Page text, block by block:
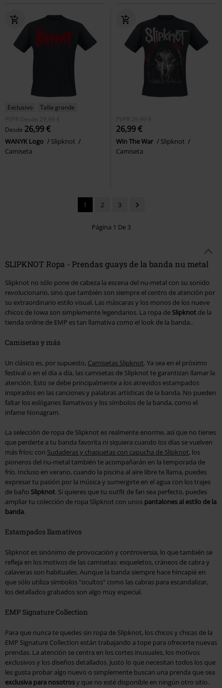
Exclusivo
Talla grande
PVPR
Desde 29,99 €
Desde 26,99 €
WANYK Logo
Slipknot
Camiseta
PVPR 29,99 €
26,99 €
Win The War
Slipknot
Camiseta
1 2 3
Página 1 De 3
SLIPKNOT Ropa - Prendas guays de la banda nu metal
Slipknot no sólo pone de cabeza la escena del nu-metal con su sonido
revolucionario, sino que también son siempre el centro de atención por
su extraordinario estilo visual. Las máscaras y los monos de los nueve
chicos de Iowa son simplemente legendarios. La ropa de Slipknot de la
tienda online de EMP es tan llamativa como el look de la banda..
Camisetas y más
Un clásico es, por supuesto, Camisetas Slipknot. Ya sea en el próximo
festival o en el día a día, las camisetas de Slipknot te garantizan llamar la
atención. Esto se debe principalmente a los atrevidos estampados
inspirados en las canciones y palabras artísticas de la banda. No pueden
faltar los eslóganes llamativos y los símbolos de la banda, como el
infame Nonagram.
La selección de ropa de Slipknot es realmente enorme, así que no tienes
que perderte a tu banda favorita ni siquiera cuando los días se vuelven
más fríos: con Sudaderas y chaquetas con capucha de Slipknot, los
pioneros del nu-metal también te acompañarán en la temporada de
frío. Incluso en verano, cuando la piscina al aire libre te llama, puedes
expresar tu pasión por la música y sumergirte en el agua con los trajes
de baño Slipknot. Si quieres que tu outfit de fan sea perfecto, puedes
ampliar tu colección de ropa Slipknot con unos pantalones al estilo de la
banda.
Estampados llamativos
Slipknot es sinónimo de provocación y controversia, lo que también se
refleja en los motivos de las camisetas: esqueletos, cráneos de cabra y
calaveras son habituales. Aunque la banda siempre hace hincapié en
que sólo utiliza símbolos "ocultos" como las cabras para escandalizar,
los detallados grabados son algo muy especial.
EMP Signature Collection
Para que nunca te quedes sin ropa de Slipknot, los chicos y chicas de la
EMP Signature Collection están trabajando a tope para ofrecerte nuevas
prendas. La atención se centra en los cortes inusuales, los motivos
exclusivos y los diseños detallados. Justo lo que necesitan todos los que
les gusta probar algo nuevo o simplemente buscan una prenda que sea
exclusiva para nosotrosy que no esté disponible en ningún otro sitio.